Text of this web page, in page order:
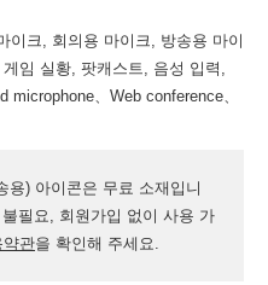
이크, 회의용 마이크, 방송용 마이
임 실황, 팟캐스트, 음성 입력,
、Web conference、
용) 아이콘은 무료 소재입니
필요, 회원가입 없이 사용 가
약관을 확인해 주세요.